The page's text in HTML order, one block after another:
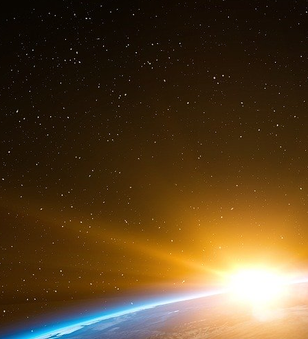
de l’ivermectine. Il a réussi à faire rejeter
en prétendant que Ng était en meilleure
ensuite défié l’ordonnance du 5 novembre en
(un test négatif a résolu la question).
De plus, une fois le traitement de Sun Ng
ferait appel de l’ordonnance déjà exécutée. Il
un grand bénéfice.
L’amélioration du patient, ou son
d’importance.
Au début, l’hôpital s’est opposé à
phase terminale à ce stade ». Mais il a été
proche de la mort après que la fille
médecin de l’hôpital le 3 novembre - et pris
tribunal.
Le médecin dans une déclaration sous
état depuis de nombreux jours... dans un
suggéré à la fille de Ng « d’arrêter tous ces
naturellement ».